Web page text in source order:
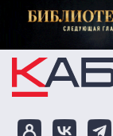
Перейти к